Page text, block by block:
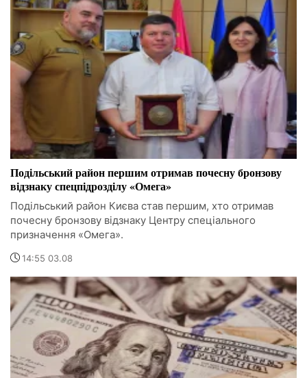
Подільський район першим отримав почесну бронзову
відзнаку спецпідрозділу «Омега»
Подільський район Києва став першим, хто отримав
почесну бронзову відзнаку Центру спеціального
призначення «Омега».
14:55 03.08